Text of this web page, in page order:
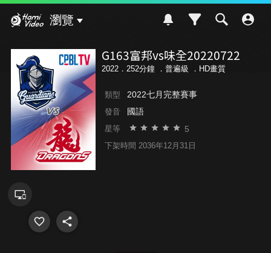
瀏覽
G163富邦vs味全20220722
2022．252分鐘 ． 普遍級 ．HD畫質
類型 2022七月完整賽事
發音 國語
星等 5
下架時間 2036年12月31日